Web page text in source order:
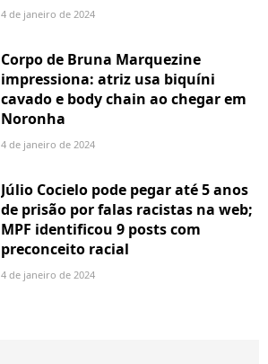
4 de janeiro de 2024
Corpo de Bruna Marquezine
impressiona: atriz usa biquíni
cavado e body chain ao chegar em
Noronha
4 de janeiro de 2024
Júlio Cocielo pode pegar até 5 anos
de prisão por falas racistas na web;
MPF identificou 9 posts com
preconceito racial
4 de janeiro de 2024